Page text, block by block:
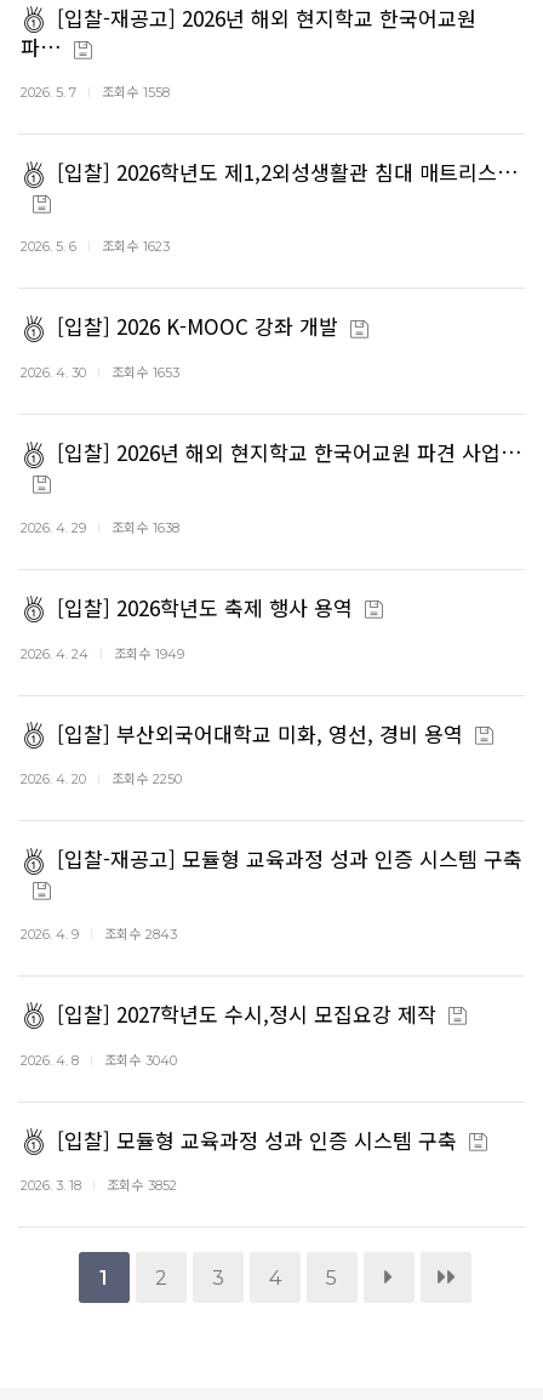
[입찰-재공고] 2026년 해외 현지학교 한국어교원
파…
2026. 5. 7 조회수 1558
[입찰] 2026학년도 제1,2외성생활관 침대 매트리스…
2026. 5. 6 조회수 1623
[입찰] 2026 K-MOOC 강좌 개발
2026. 4. 30 조회수 1653
[입찰] 2026년 해외 현지학교 한국어교원 파견 사업…
2026. 4. 29 조회수 1638
[입찰] 2026학년도 축제 행사 용역
2026. 4. 24 조회수 1949
[입찰] 부산외국어대학교 미화, 영선, 경비 용역
2026. 4. 20 조회수 2250
[입찰-재공고] 모듈형 교육과정 성과 인증 시스템 구축
2026. 4. 9 조회수 2843
[입찰] 2027학년도 수시,정시 모집요강 제작
2026. 4. 8 조회수 3040
[입찰] 모듈형 교육과정 성과 인증 시스템 구축
2026. 3. 18 조회수 3852
1 2 3 4 5